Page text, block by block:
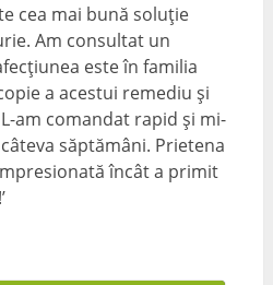
cea mai bună soluție
Am consultat un
este în familia
a acestui remediu și
am comandat rapid și mi-
săptămâni. Prietena
încât a primit